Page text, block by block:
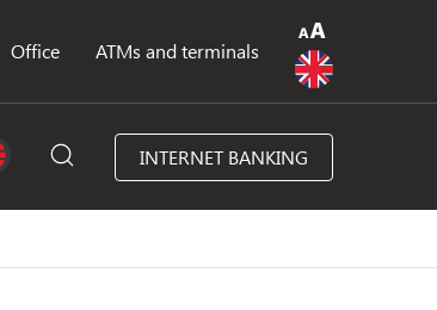
Office ATMs and terminals
INTERNET BANKING